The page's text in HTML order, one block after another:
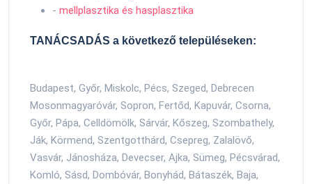
- mellplasztika és hasplasztika
TANÁCSADÁS a következő településeken:
Budapest, Győr, Miskolc, Pécs, Szeged, Debrecen
Mosonmagyaróvár, Sopron, Fertőd, Kapuvár, Csorna,
Győr, Pápa, Celldömölk, Sárvár, Kőszeg, Szombathely,
Ják, Körmend, Szentgotthárd, Csepreg, Zalalövő,
Vasvár, Jánosháza, Devecser, Ajka, Sümeg, Pécsvárad,
Komló, Sásd, Dombóvár, Bonyhád, Bátaszék, Baja,